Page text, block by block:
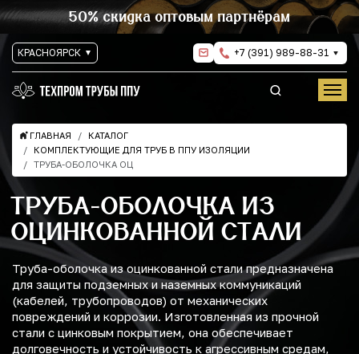
50% скидка оптовым партнёрам
КРАСНОЯРСК +7 (391) 989-88-31
ГЛАВНАЯ
КАТАЛОГ
КОМПЛЕКТУЮЩИЕ ДЛЯ ТРУБ В ППУ ИЗОЛЯЦИИ
ТРУБА-ОБОЛОЧКА ОЦ
ТРУБА-ОБОЛОЧКА ИЗ
ОЦИНКОВАННОЙ СТАЛИ
Труба-оболочка из оцинкованной стали предназначена
для защиты подземных и наземных коммуникаций
(кабелей, трубопроводов) от механических
повреждений и коррозии. Изготовленная из прочной
стали с цинковым покрытием, она обеспечивает
долговечность и устойчивость к агрессивным средам,